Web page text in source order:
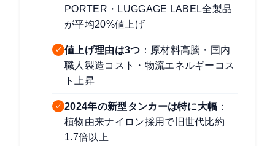
PORTER・LUGGAGE LABEL全製品
が平均20%値上げ
✓ 値上げ理由は3つ ：原材料高騰・国内
職人製造コスト・物流エネルギーコス
ト上昇
✓ 2024年の新型タンカーは特に大幅 ：
植物由来ナイロン採用で旧世代比約
1.7倍以上